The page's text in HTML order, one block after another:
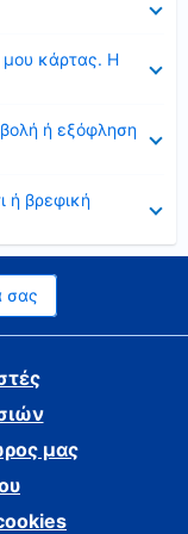
μου κάρτας. Η
ή εξόφληση
ή βρεφική
σας
μας